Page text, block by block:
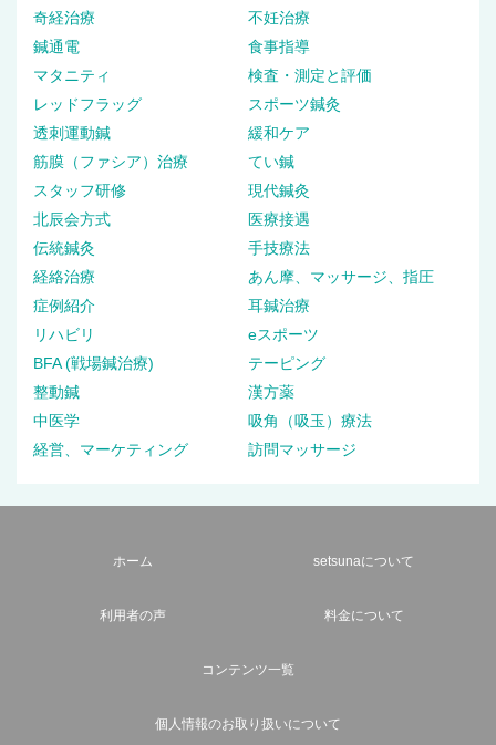
奇経治療
不妊治療
鍼通電
食事指導
マタニティ
検査・測定と評価
レッドフラッグ
スポーツ鍼灸
透刺運動鍼
緩和ケア
筋膜（ファシア）治療
てい鍼
スタッフ研修
現代鍼灸
北辰会方式
医療接遇
伝統鍼灸
手技療法
経絡治療
あん摩、マッサージ、指圧
症例紹介
耳鍼治療
リハビリ
eスポーツ
BFA (戦場鍼治療)
テーピング
整動鍼
漢方薬
中医学
吸角（吸玉）療法
経営、マーケティング
訪問マッサージ
ホーム setsunaについて
利用者の声 料金について
コンテンツ一覧
個人情報のお取り扱いについて